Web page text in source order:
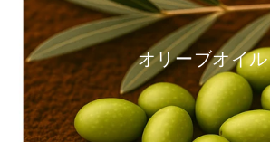
オリーブオイル